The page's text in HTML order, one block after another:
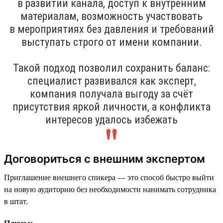
в развитии канала, доступ к внутренним
материалам, возможность участвовать
в мероприятиях без давления и требований
выступать строго от имени компании.
Такой подход позволил сохранить баланс:
специалист развивался как эксперт,
компания получала выгоду за счёт
присутствия яркой личности, а конфликта
интересов удалось избежать
Договориться с внешним экспертом
Приглашение внешнего спикера — это способ быстро выйти
на новую аудиторию без необходимости нанимать сотрудника
в штат.